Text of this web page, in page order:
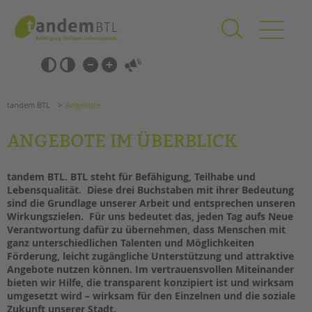
springen
Barrierefrei-
Einstellungen
überspringen
überspringen
KITA & FRÜHE HILFEN
SCHULE & GANZTAG
Grundschulen
Oberschulen
Förderzentren
Kollegs
EFöB
Schulbezogene Sozialarbeit
Tagesgruppen
Suchen
tandem BTL Angebote
ANGEBOTE IM ÜBERBLICK
tandem BTL. BTL steht für Befähigung, Teilhabe und
Lebensqualität. Diese drei Buchstaben mit ihrer Bedeutung
sind die Grundlage unserer Arbeit und entsprechen unseren
Wirkungszielen. Für uns bedeutet das, jeden Tag aufs Neue
Verantwortung dafür zu übernehmen, dass Menschen mit
ganz unterschiedlichen Talenten und Möglichkeiten
Förderung, leicht zugängliche Unterstützung und attraktive
Angebote nutzen können. Im vertrauensvollen Miteinander
bieten wir Hilfe, die transparent konzipiert ist und wirksam
umgesetzt wird – wirksam für den Einzelnen und die soziale
Zukunft unserer Stadt.